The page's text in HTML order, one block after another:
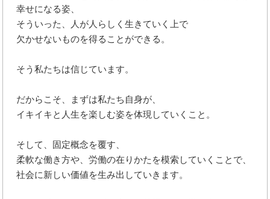
幸せになる姿、
そういった、人が人らしく生きていく上で
欠かせないものを得ることができる。
そう私たちは信じています。
だからこそ、まずは私たち自身が、
イキイキと人生を楽しむ姿を体現していくこと。
そして、固定概念を覆す、
柔軟な働き方や、労働の在りかたを模索していくことで、
社会に新しい価値を生み出していきます。